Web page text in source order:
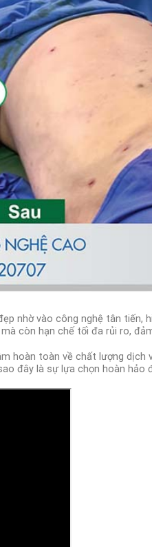
nhờ vào công nghệ tân tiến,
còn hạn chế tối đa rủi ro,
hoàn toàn về chất lượng dịch
đây là sự lựa chọn hoàn hảo